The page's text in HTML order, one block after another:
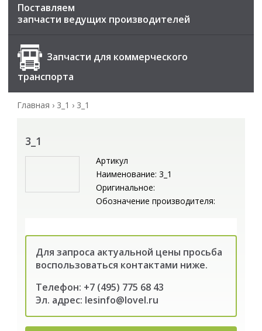
Поставляем
запчасти ведущих производителей
Запчасти для коммерческого
транспорта
Главная › 3_1 › 3_1
3_1
Артикул
Наименование: 3_1
Оригинальное:
Обозначение производителя:
Для запроса актуальной цены просьба
воспользоваться контактами ниже.
Телефон: +7 (495) 775 68 43
Эл. адрес: lesinfo@lovel.ru